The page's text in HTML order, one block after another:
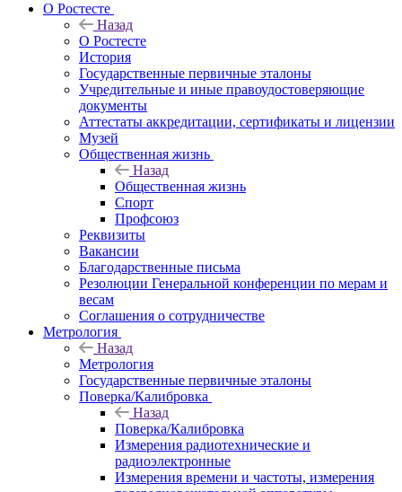
О Ростесте
Назад
О Ростесте
История
Государственные первичные эталоны
Учредительные и иные правоудостоверяющие
документы
Аттестаты аккредитации, сертификаты и лицензии
Музей
Общественная жизнь
Назад
Общественная жизнь
Спорт
Профсоюз
Реквизиты
Вакансии
Благодарственные письма
Резолюции Генеральной конференции по мерам и
весам
Соглашения о сотрудничестве
Метрология
Назад
Метрология
Государственные первичные эталоны
Поверка/Калибровка
Назад
Поверка/Калибровка
Измерения радиотехнические и
радиоэлектронные
Измерения времени и частоты, измерения